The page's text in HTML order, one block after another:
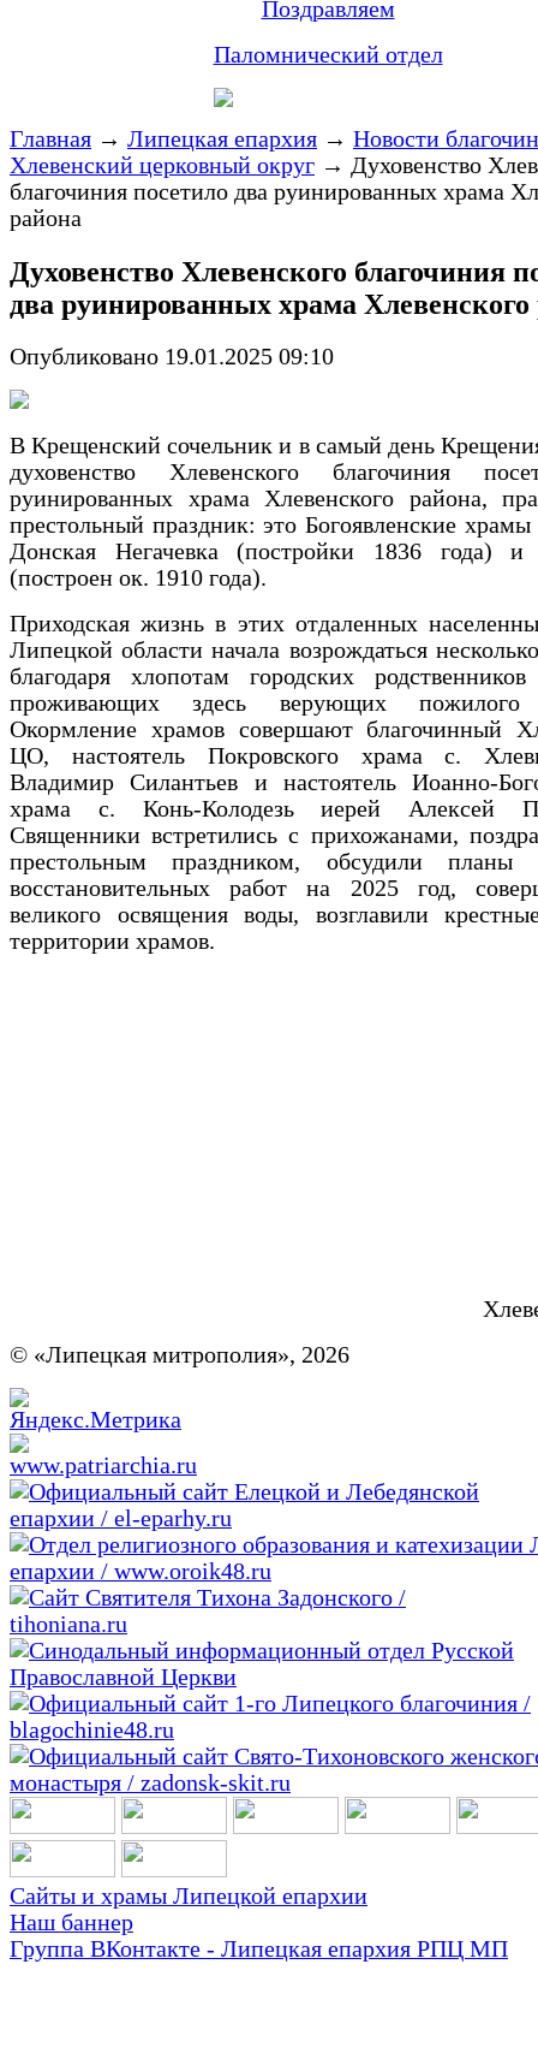
Поздравляем
Паломнический отдел
Главная → Липецкая епархия → Новости
Хлевенский церковный округ → Духовенство
благочиния посетило два руинированных храма
района
Духовенство Хлевенского благочиния
два руинированных храма Хлевенского
Опубликовано 19.01.2025 09:10
В Крещенский сочельник и в самый день
духовенство Хлевенского благочиния
руинированных храма Хлевенского района,
престольный праздник: это Богоявленские
Донская Негачевка (постройки 1836 года) и
(построен ок. 1910 года).
Приходская жизнь в этих отдаленных
Липецкой области начала возрождаться
благодаря хлопотам городских
проживающих здесь верующих пожилого
Окормление храмов совершают благочинный
ЦО, настоятель Покровского храма с.
Владимир Силантьев и настоятель Иоанно-
храма с. Конь-Колодезь иерей Алексей
Священники встретились с прихожанами,
престольным праздником, обсудили планы
восстановительных работ на 2025 год,
великого освящения воды, возглавили
территории храмов.
© «Липецкая митрополия», 2026
Сайты и храмы Липецкой епархии
Наш баннер
Группа ВКонтакте - Липецкая епархия РПЦ МП